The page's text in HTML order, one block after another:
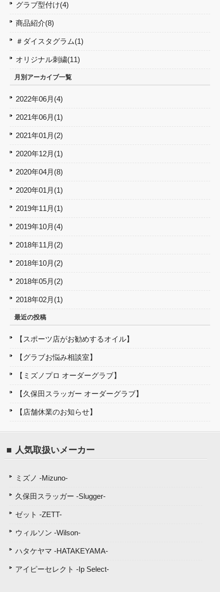
グラブ型付け(4)
商品紹介(8)
＃ダイスタグラム(1)
オリジナル刺繍(11)
月別アーカイブ一覧
2022年06月(4)
2021年06月(1)
2021年01月(2)
2020年12月(1)
2020年04月(8)
2020年01月(1)
2019年11月(1)
2019年10月(4)
2018年11月(2)
2018年10月(2)
2018年05月(2)
2018年02月(1)
最近の投稿
【スポーツ店がお勧めするオイル】
【グラブお悩み相談室】
【ミズノプロ オーダーグラブ】
【久保田スラッガー オーダーグラブ】
【店舗休業のお知らせ】
人気取扱いメーカー
ミズノ -Mizuno-
久保田スラッガー -Slugger-
ゼット -ZETT-
ウィルソン -Wilson-
ハタケヤマ -HATAKEYAMA-
アイピーセレクト -Ip Select-